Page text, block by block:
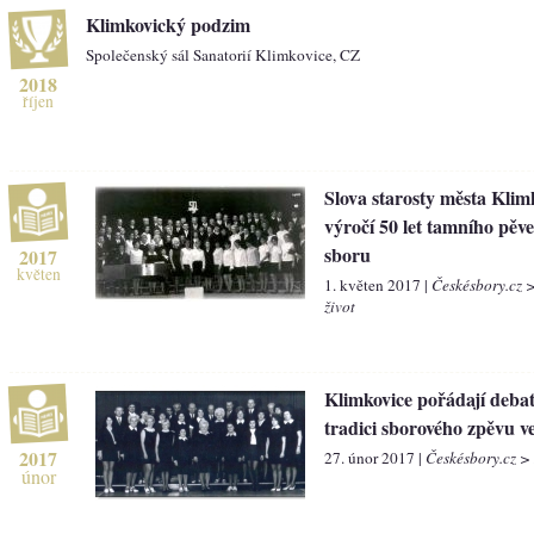
2018
říjen
Klimkovický podzim
Společenský sál Sanatorií Klimkovice, CZ
2017
květen
Slova starosty města
výročí 50 let tamního
sboru
1. květen 2017 | Českésbory.cz
život
2017
únor
Klimkovice pořádají
tradici sborového zpěvu
27. únor 2017 | Českésbory.cz